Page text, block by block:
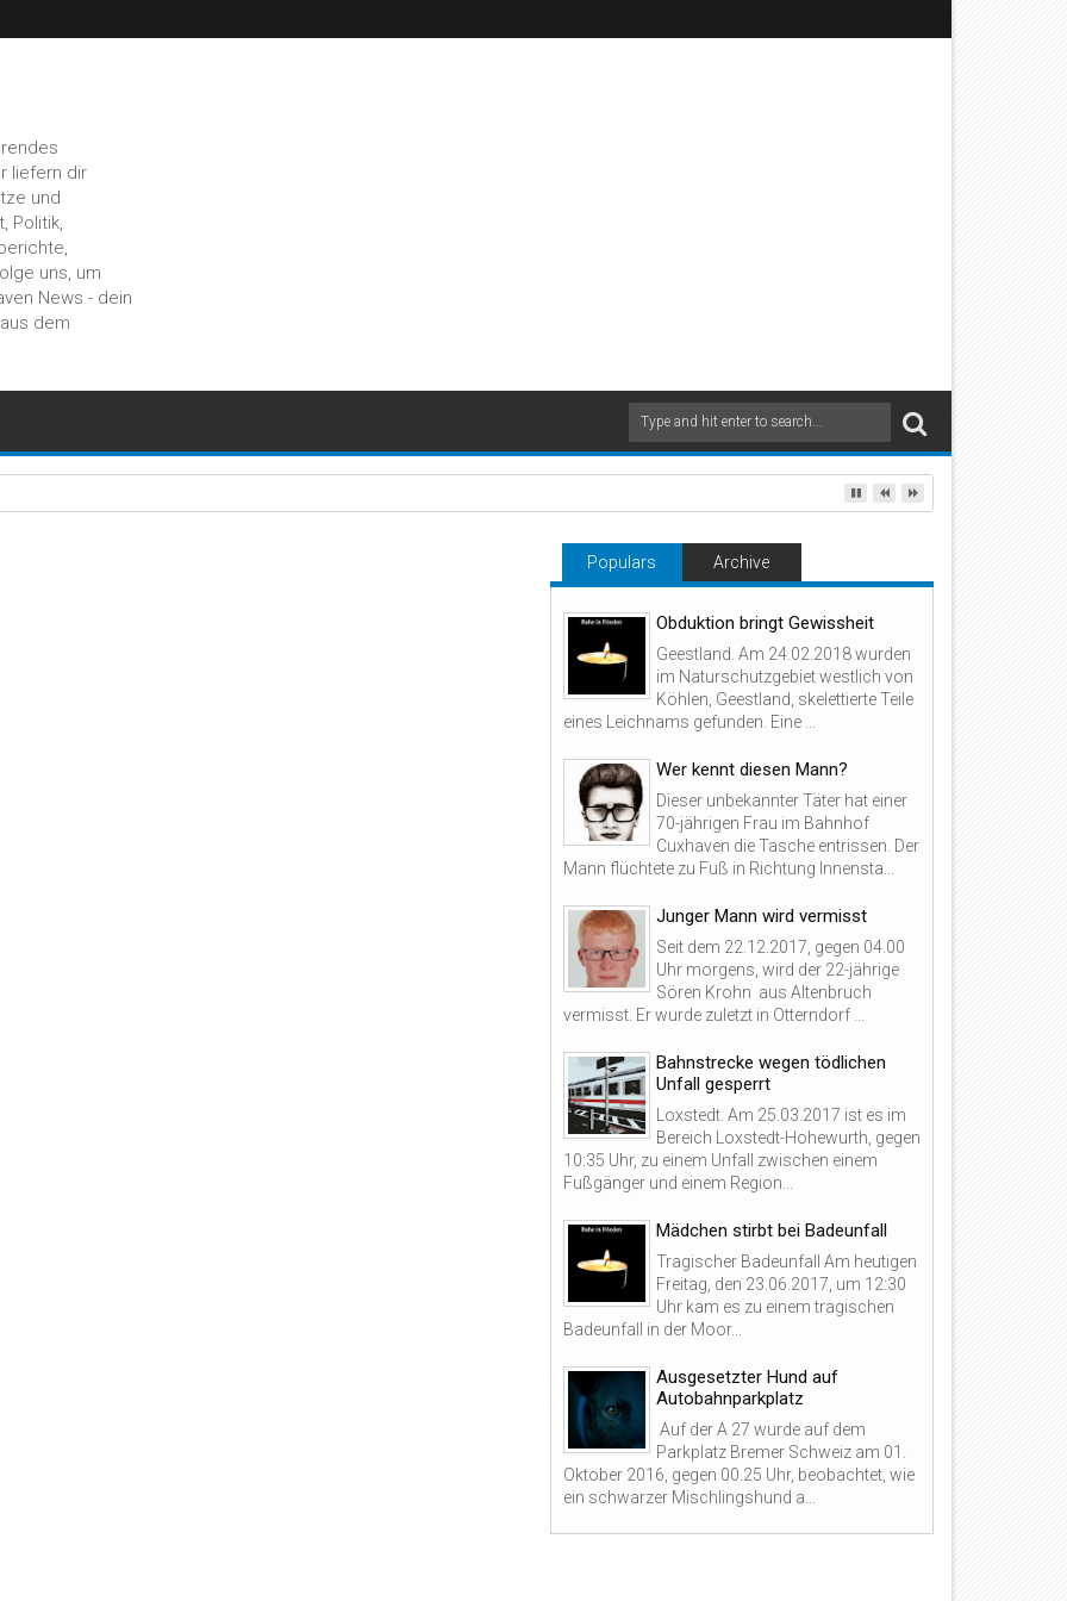
liefern dir
und
Politik,
uns, um
News - dein
dem
Populars Archive
Obduktion bringt Gewissheit
Geestland. Am 24.02.2018 wurden
im Naturschutzgebiet westlich von
Köhlen, Geestland, skelettierte Teile
eines Leichnams gefunden. Eine ...
Wer kennt diesen Mann?
Dieser unbekannter Täter hat einer
70-jährigen Frau im Bahnhof
Cuxhaven die Tasche entrissen. Der
Mann flüchtete zu Fuß in Richtung Innensta...
Junger Mann wird vermisst
Seit dem 22.12.2017, gegen 04.00
Uhr morgens, wird der 22-jährige
Sören Krohn aus Altenbruch
vermisst. Er wurde zuletzt in Otterndorf ...
Bahnstrecke wegen tödlichen
Unfall gesperrt
Loxstedt. Am 25.03.2017 ist es im
Bereich Loxstedt-Hohewurth, gegen
10:35 Uhr, zu einem Unfall zwischen einem
Fußgänger und einem Region...
Mädchen stirbt bei Badeunfall
Tragischer Badeunfall Am heutigen
Freitag, den 23.06.2017, um 12:30
Uhr kam es zu einem tragischen
Badeunfall in der Moor...
Ausgesetzter Hund auf
Autobahnparkplatz
Auf der A 27 wurde auf dem
Parkplatz Bremer Schweiz am 01.
Oktober 2016, gegen 00.25 Uhr, beobachtet, wie
ein schwarzer Mischlingshund a...